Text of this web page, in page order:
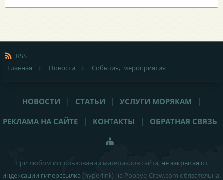
RSS
Главная
› Новости › События, мероприятия
НОВОСТИ | СТАТЬИ | УСЛУГИ МОРЯКАМ
|
РЕКЛАМА НА САЙТЕ
| КОНТАКТЫ | ОБРАТНАЯ СВЯЗЬ
При любом использовании материалов сайта, не закрытая от
индексации гиперссылка (hyperlink) на Popeye-Crew.com обязательна.